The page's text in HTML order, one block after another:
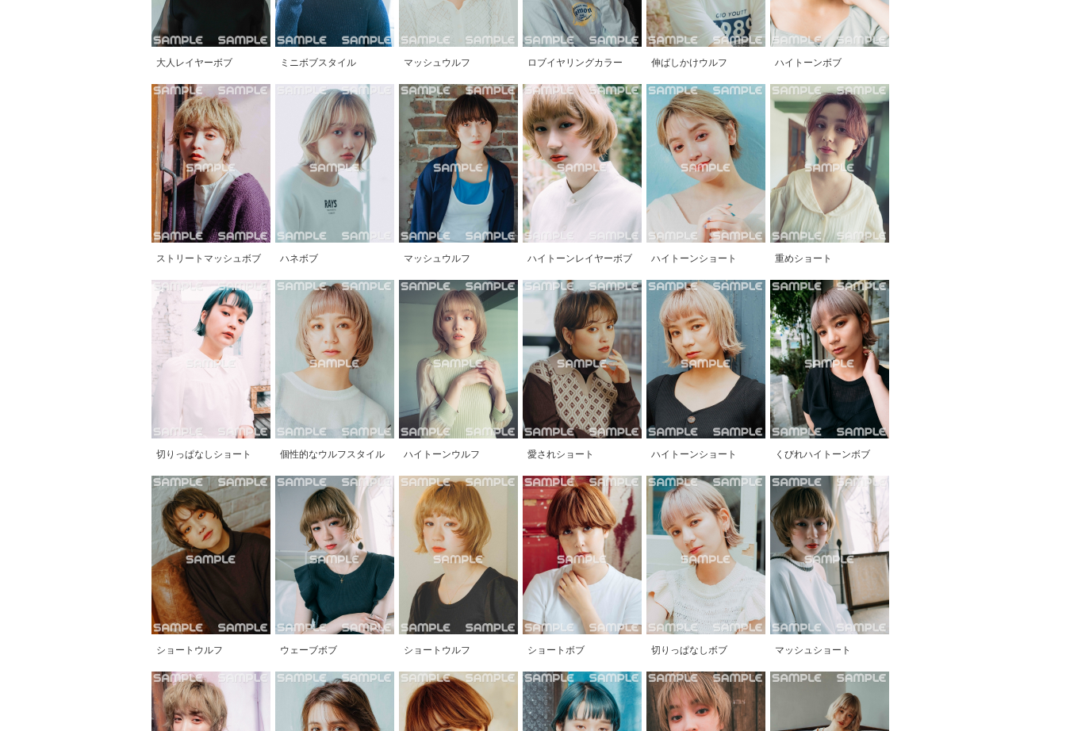
大人レイヤーボブ ミニボブスタイル マッシュウルフ ロブイヤリングカラー 伸ばしかけウルフ ハイトーンボブ
ストリートマッシュボブ ハネボブ マッシュウルフ ハイトーンレイヤーボブ ハイトーンショート 重めショート
切りっぱなしショート 個性的なウルフスタイル ハイトーンウルフ 愛されショート ハイトーンショート くびれハイトーンボブ
ショートウルフ ウェーブボブ ショートウルフ ショートボブ 切りっぱなしボブ マッシュショート